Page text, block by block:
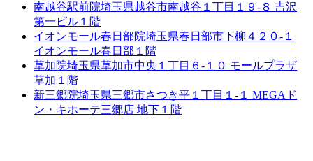
南越谷駅前院埼玉県越谷市南越谷１丁目１９-８ 吉沢
第一ビル１階
イオンモール春日部院埼玉県春日部市下柳４２０-１
イオンモール春日部１階
草加院埼玉県草加市中央１丁目６-１０ モールプラザ
草加１階
新三郷院埼玉県三郷市さつき平１丁目１-１ MEGAド
ン・キホーテ三郷店 地下１階